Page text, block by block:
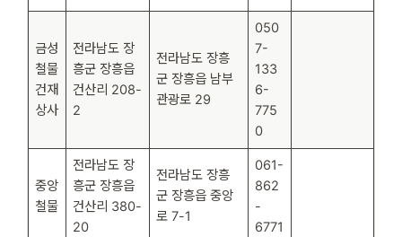
금성
철물
건재
상사
전라남도 장
흥군 장흥읍
건산리 208-
2
전라남도 장흥
군 장흥읍 남부
관광로 29
050
7-
133
6-
775
0
중앙
철물
전라남도 장
흥군 장흥읍
건산리 380-
20
전라남도 장흥
군 장흥읍 중앙
로 7-1
061-
862
-
6771